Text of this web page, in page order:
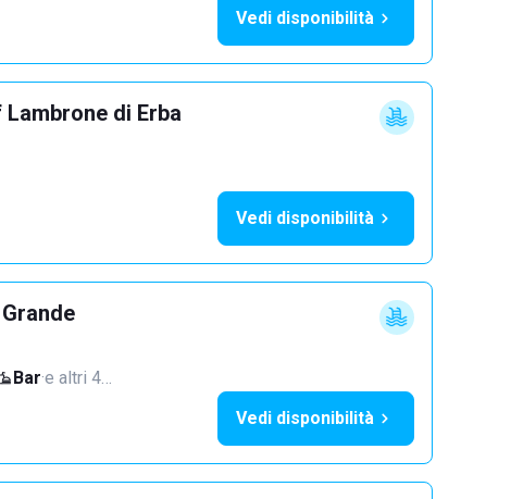
Vedi disponibilità
di Erba
Vedi disponibilità
Bar·e altri 4…
Vedi disponibilità